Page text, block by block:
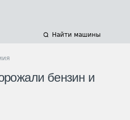
Найти машины
бензин и